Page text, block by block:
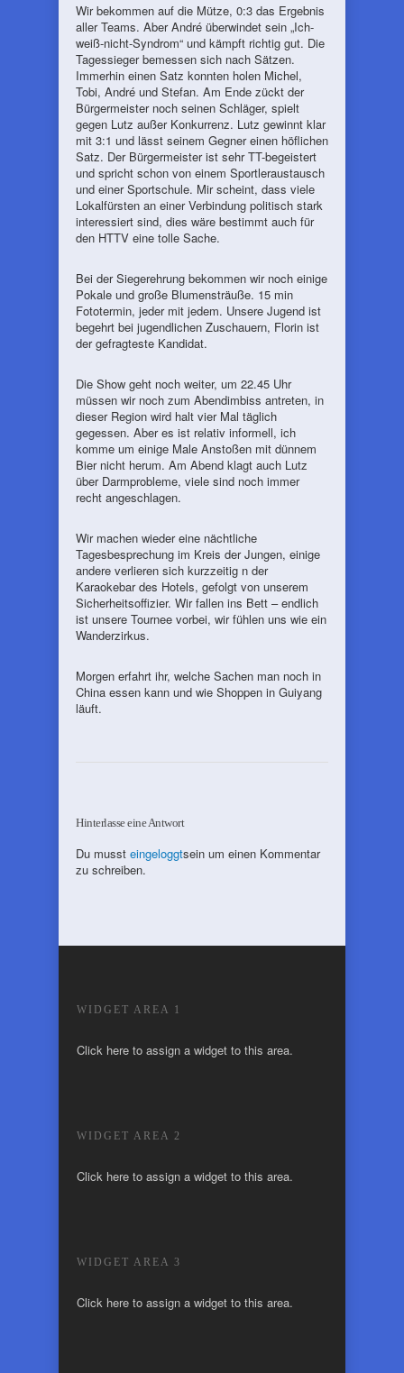
Wir bekommen auf die Mütze, 0:3 das Ergebnis
aller Teams. Aber André überwindet sein „Ich-
weiß-nicht-Syndrom“ und kämpft richtig gut. Die
Tagessieger bemessen sich nach Sätzen.
Immerhin einen Satz konnten holen Michel,
Tobi, André und Stefan. Am Ende zückt der
Bürgermeister noch seinen Schläger, spielt
gegen Lutz außer Konkurrenz. Lutz gewinnt klar
mit 3:1 und lässt seinem Gegner einen höflichen
Satz. Der Bürgermeister ist sehr TT-begeistert
und spricht schon von einem Sportleraustausch
und einer Sportschule. Mir scheint, dass viele
Lokalfürsten an einer Verbindung politisch stark
interessiert sind, dies wäre bestimmt auch für
den HTTV eine tolle Sache.
Bei der Siegerehrung bekommen wir noch einige
Pokale und große Blumensträuße. 15 min
Fototermin, jeder mit jedem. Unsere Jugend ist
begehrt bei jugendlichen Zuschauern, Florin ist
der gefragteste Kandidat.
Die Show geht noch weiter, um 22.45 Uhr
müssen wir noch zum Abendimbiss antreten, in
dieser Region wird halt vier Mal täglich
gegessen. Aber es ist relativ informell, ich
komme um einige Male Anstoßen mit dünnem
Bier nicht herum. Am Abend klagt auch Lutz
über Darmprobleme, viele sind noch immer
recht angeschlagen.
Wir machen wieder eine nächtliche
Tagesbesprechung im Kreis der Jungen, einige
andere verlieren sich kurzzeitig n der
Karaokebar des Hotels, gefolgt von unserem
Sicherheitsoffizier. Wir fallen ins Bett – endlich
ist unsere Tournee vorbei, wir fühlen uns wie ein
Wanderzirkus.
Morgen erfahrt ihr, welche Sachen man noch in
China essen kann und wie Shoppen in Guiyang
läuft.
Hinterlasse eine Antwort
Du musst eingeloggtsein um einen Kommentar
zu schreiben.
WIDGET AREA 1
Click here to assign a widget to this area.
WIDGET AREA 2
Click here to assign a widget to this area.
WIDGET AREA 3
Click here to assign a widget to this area.